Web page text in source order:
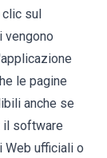
clic sul
vengono
le pagine
anche se
il software
ufficiali o